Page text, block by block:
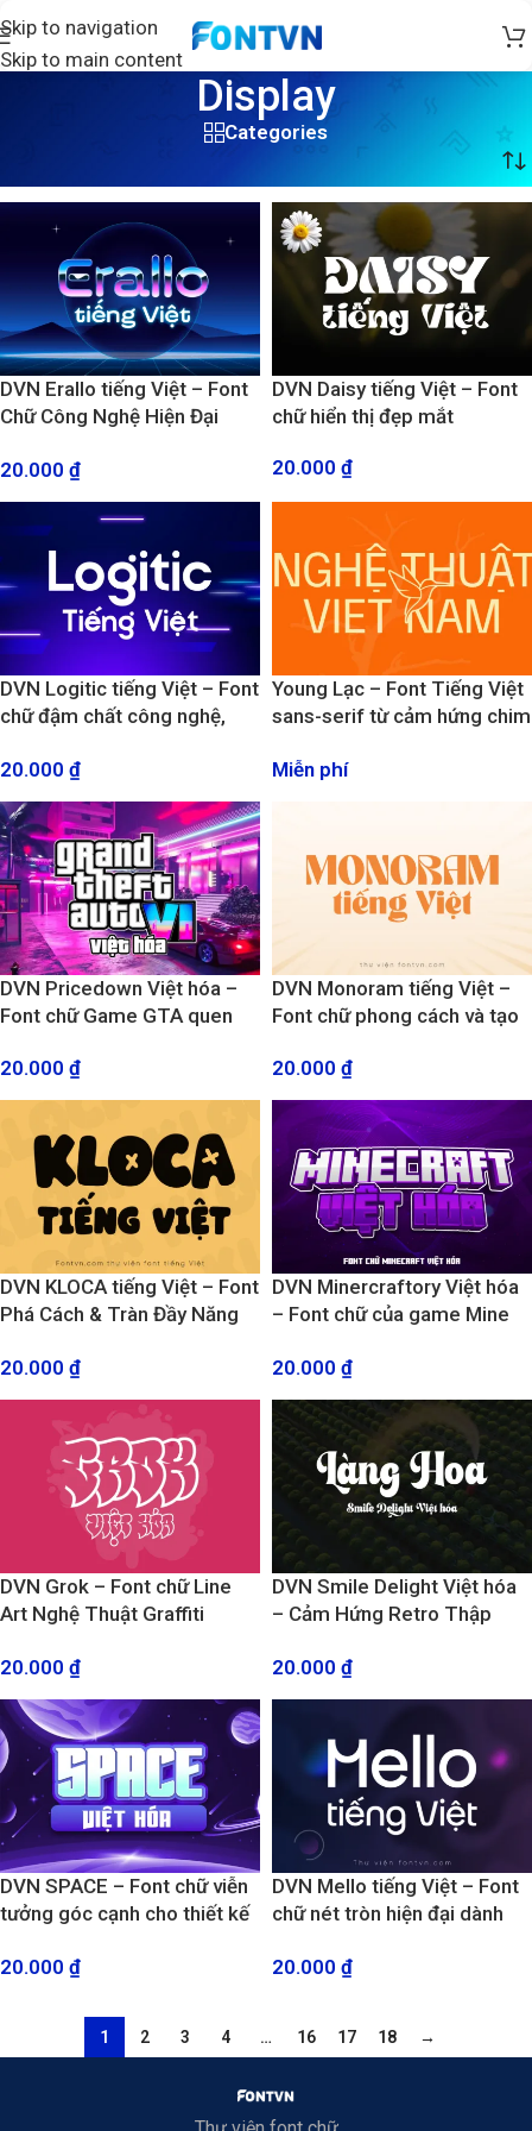
Skip to navigation
Skip to main content
Display
Categories
DVN Erallo tiếng Việt – Font
Chữ Công Nghệ Hiện Đại
20.000 ₫
DVN Daisy tiếng Việt – Font
chữ hiển thị đẹp mắt
20.000 ₫
DVN Logitic tiếng Việt – Font
chữ đậm chất công nghệ,
Logo
20.000 ₫
Young Lạc – Font Tiếng Việt
sans-serif từ cảm hứng chim
Miễn phí
DVN Pricedown Việt hóa –
Font chữ Game GTA quen
20.000 ₫
DVN Monoram tiếng Việt –
Font chữ phong cách và tạo
20.000 ₫
DVN KLOCA tiếng Việt – Font
Phá Cách & Tràn Đầy Năng
20.000 ₫
DVN Minercraftory Việt hóa
– Font chữ của game Mine
20.000 ₫
DVN Grok – Font chữ Line
Art Nghệ Thuật Graffiti
20.000 ₫
DVN Smile Delight Việt hóa
– Cảm Hứng Retro Thập
20.000 ₫
DVN SPACE – Font chữ viễn
tưởng góc cạnh cho thiết kế
20.000 ₫
DVN Mello tiếng Việt – Font
chữ nét tròn hiện đại dành
hiệu
20.000 ₫
1 2 3 4 … 16 17 18 →